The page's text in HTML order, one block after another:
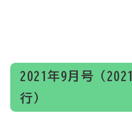
2021年9月号（
行）